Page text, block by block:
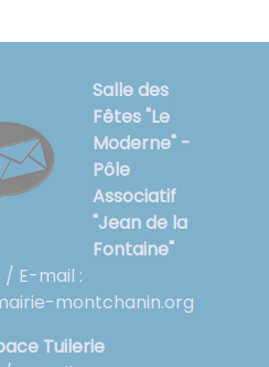
Salle des
Fêtes "Le
Moderne" -
Pôle
Associatif
"Jean de la
Fontaine"
/ E-mail :
montchanin.org
Tuilerie